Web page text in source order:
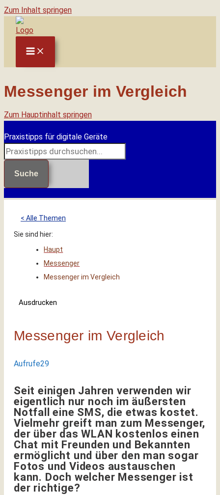
Zum Inhalt springen
Messenger im Vergleich
Zum Hauptinhalt springen
Praxistipps für digitale Geräte
Suche
< Alle Themen
Sie sind hier:
Haupt
Messenger
Messenger im Vergleich
Ausdrucken
Messenger im Vergleich
Aufrufe29
Seit einigen Jahren verwenden wir
eigentlich nur noch im äußersten
Notfall eine SMS, die etwas kostet.
Vielmehr greift man zum Messenger,
der über das WLAN kostenlos einen
Chat mit Freunden und Bekannten
ermöglicht und über den man sogar
Fotos und Videos austauschen
kann. Doch welcher Messenger ist
der richtige?